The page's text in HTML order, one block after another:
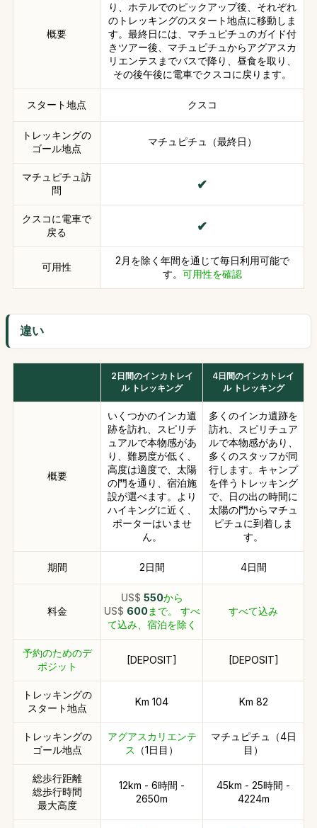
概要
り、ホテルでのピックアップ後、それぞれ
のトレッキングのスタート地点に移動しま
す。最終日には、マチュピチュのガイド付
きツアー後、マチュピチュからアグアスカ
リエンテスまでバスで降り、昼食を取り、
その後午後に電車でクスコに戻ります。
スタート地点 クスコ
トレッキングの
ゴール地点
マチュピチュ（最終日）
マチュピチュ訪
問
クスコに電車で
戻る
可用性
2月を除く年間を通じて毎日利用可能で
す。 可用性を確認
違い
2日間のインカトレイ
ル トレッキング
4日間のインカトレイ
ル トレッキング
概要
いくつかのインカ遺
跡を訪れ、スピリチ
ュアルで本物感があ
り、難易度が低く、
高度は適度で、太陽
の門を通り、宿泊施
設が選べます。より
ハイキングに近く、
ポーターはいませ
ん。
多くのインカ遺跡を
訪れ、スピリチュア
ルで本物感があり、
多くのスタッフが同
行します。キャンプ
を伴うトレッキング
で、日の出の時間に
太陽の門からマチュ
ピチュに到着しま
す。
期間 2日間 4日間
料金
US$ 550から
US$ 600まで。 すべ
て込み、宿泊を除く
すべて込み
予約のためのデ
ポジット
[DEPOSIT] [DEPOSIT]
トレッキングの
スタート地点
Km 104 Km 82
トレッキングの
ゴール地点
アグアスカリエンテ
ス
（1日目）
マチュピチュ（4日
目）
総歩行距離
総歩行時間
最大高度
12km - 6時間 -
2650m
45km - 25時間 -
4224m